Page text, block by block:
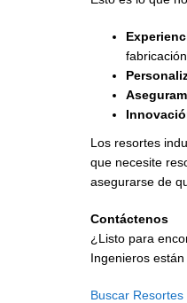
Los resortes
que necesite
asegurarse de
Contáctenos
¿Listo para
Ingenieros
Buscar